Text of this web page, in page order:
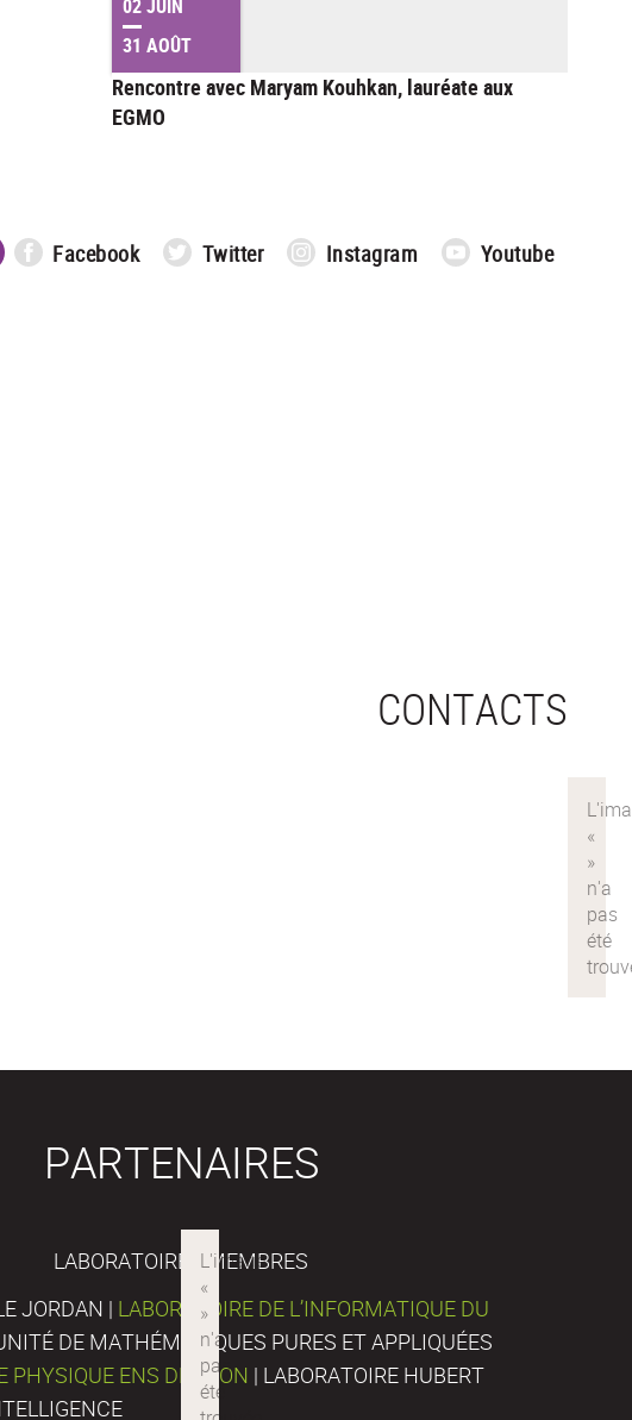
02 JUIN
31 AOÛT
Rencontre avec Maryam Kouhkan, lauréate aux
EGMO
Facebook Twitter Instagram Youtube
CONTACTS
PARTENAIRES
LABORATOIRES MEMBRES
JORDAN | LABORATOIRE DE L’INFORMATIQUE DU
DE MATHÉMATIQUES PURES ET APPLIQUÉES
PHYSIQUE ENS DE LYON | LABORATOIRE HUBERT